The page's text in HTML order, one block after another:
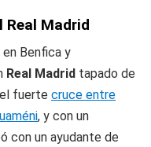
Real Madrid
Benfica y
Real Madrid tapado de
fuerte cruce entre
, y con un
con un ayudante de